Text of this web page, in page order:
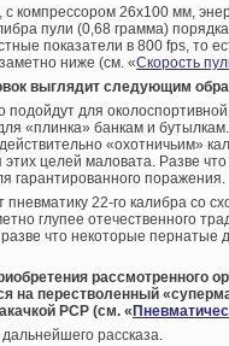
с компрессором 26х100 мм,
пули (0,68 грамма)
показатели в 800 fps, то
ниже (см. «Скорость
выглядит следующим
подойдут для
«плинка» банкам и
«охотничьим»
целей маловата. Разве
гарантированного поражения.
22-го калибра со
глупее отечественного
что некоторые
рассмотренного
на перестволенный
PCP (см. «
рассказа.